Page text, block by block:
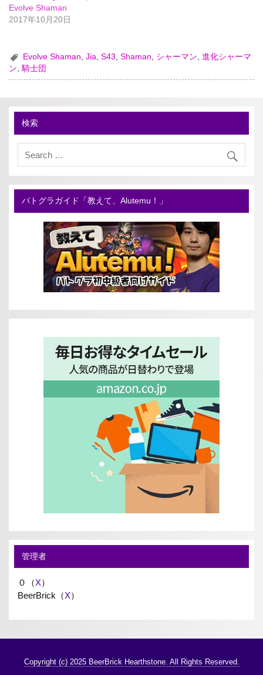
Evolve Shaman
2017年10月20日
Evolve Shaman ,Jia ,S43 ,Shaman シャーマン ,進化シャーマ
ン,騎士団
検索
バトグラガイド「教えて、Alutemu！」
管理者
０（X）
BeerBrick（X）
Copyright (c) 2025 BeerBrick Hearthstone. All Rights Reserved.